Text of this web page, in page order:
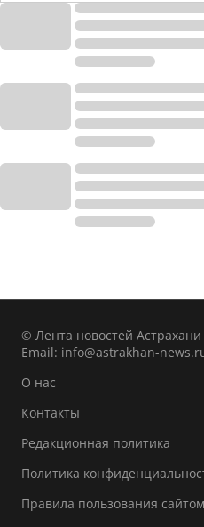
© Лента новостей Астрахани
Email: info@astrakhan-
О нас
Контакты
Редакционная политика
Политика
Правила пользования сайтом